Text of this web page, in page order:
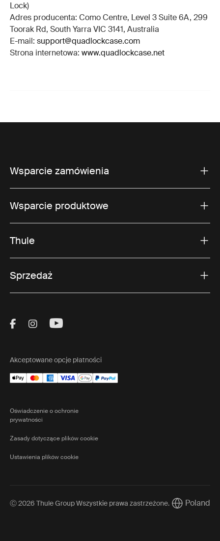
Lock)
Adres producenta: Como Centre, Level 3 Suite 6A, 299
Toorak Rd, South Yarra VIC 3141, Australia
E-mail: support@quadlockcase.com
Strona internetowa: www.quadlockcase.net
Wsparcie zamówienia
Wsparcie produktowe
Thule
Sprzedaż
Visit Thule on Facebook (external link)
Visit Thule on Instagram (external link)
Visit Thule on Youtube (external
Akceptowane opcje płatności
Oświadczenie o ochronie
prywatności
Zasady dotyczące plików cookie
Ustawienia plików cookie
Ⓒ 2026 Thule Group Wszystkie prawa zastrzeżone. Current
Poland